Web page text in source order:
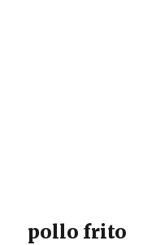
pollo frito